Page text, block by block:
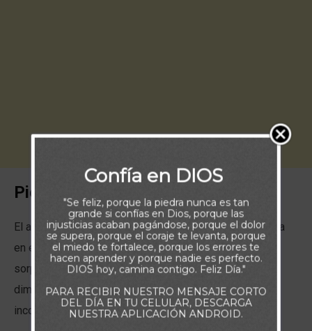
Piensa:
El amor de Dios tiene muchas dimensiones, se muestra
en el perdón, se fortalece en nuestras angustias, nos
sorprende en cada bendición; pero una de las
dimensiones más hermosas de ese amor es que es
incondicional.
Confía en DIOS
"Se feliz, porque la piedra nunca es tan
grande si confías en Dios, porque las
injusticias acaban pagándose, porque el dolor
se supera, porque el coraje te levanta, porque
el miedo te fortalece, porque los errores te
hacen aprender y porque nadie es perfecto.
DIOS hoy, camina contigo. Feliz Día."
PARA RECIBIR NUESTRO MENSAJE CORTO
DEL DÍA EN TU CELULAR, DESCARGA
NUESTRA APLICACIÓN ANDROID.